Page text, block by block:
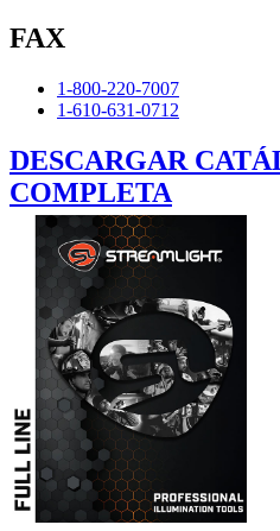
FAX
1-800-220-7007
1-610-631-0712
DESCARGAR
COMPLETA